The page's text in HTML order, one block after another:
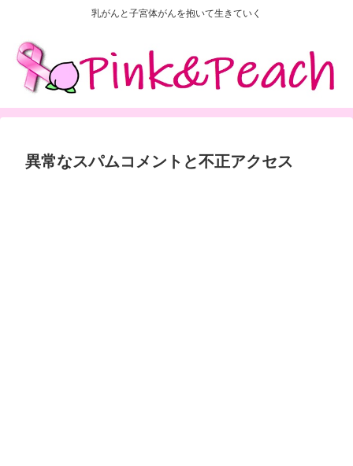
乳がんと子宮体がんを抱いて生きていく
異常なスパムコメントと不正アクセス